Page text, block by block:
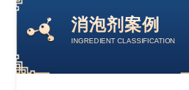
消泡剂案例
INGREDIENT CLASSIFICATION